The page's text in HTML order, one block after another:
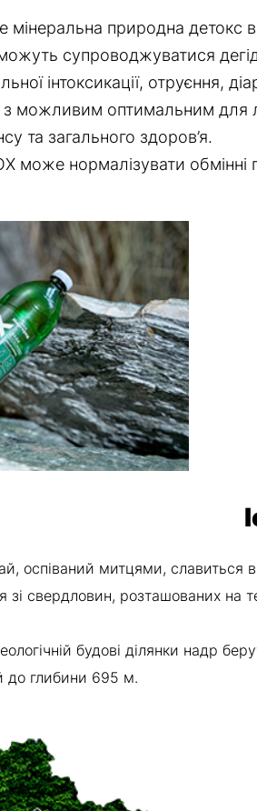
мінеральна природна детокс
супроводжуватися
інтоксикації, отруєння,
можливим оптимальним для
та загального здоров’я.
може нормалізувати обмінні
оспіваний митцями, славиться
свердловин, розташованих на
будові ділянки надр
до глибини 695 м.